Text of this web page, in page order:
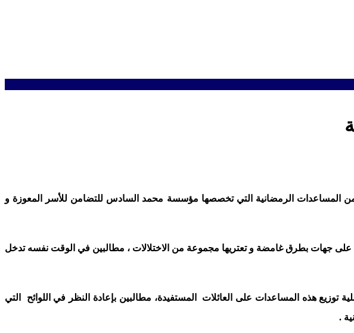
24 يوليوز 2013، عن سر اقصاءهم من المساعدات الرمضانية التي تخصصها مؤسسة محمد السادس للتضامن للأسر المعوزة و
على جهات بطرق غامضة و تعتريها مجموعة من الاختلالات ، مطالبين في الوقت نفسه تدخل
هذه المساعدات على العائلات المستفيدة، مطالبين بإعادة النظر في اللوائح التي
.